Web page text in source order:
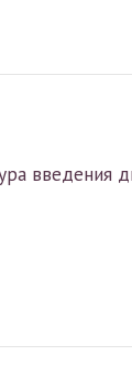
введения